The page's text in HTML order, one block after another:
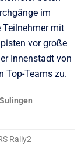
im
Teilnehmer mit
vor große
Innenstadt von
Top-Teams zu.
Rally2